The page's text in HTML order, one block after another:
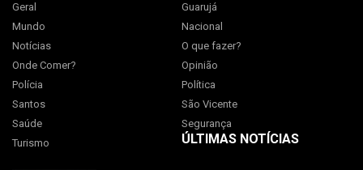
Geral
Guarujá
Mundo
Nacional
Notícias
O que fazer?
Onde Comer?
Opinião
Polícia
Política
Santos
São Vicente
Saúde
Segurança
Turismo
ÚLTIMAS NOTÍCIAS